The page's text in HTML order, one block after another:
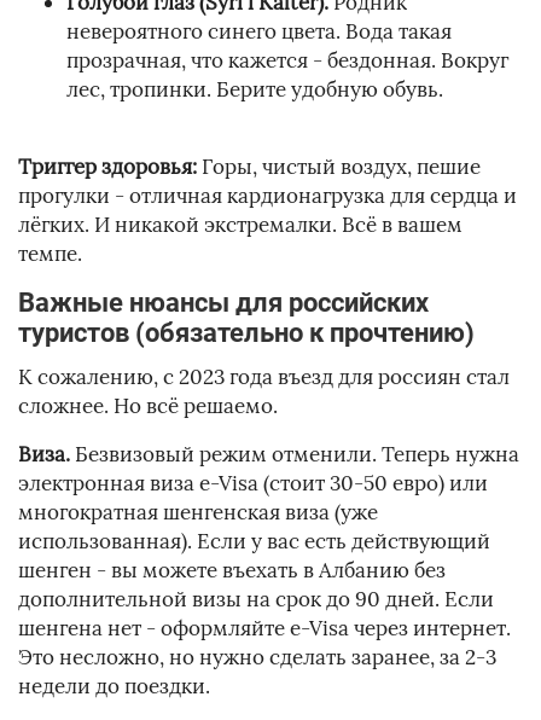
невероятного синего цвета. Вода такая
прозрачная, что кажется - бездонная. Вокруг
лес, тропинки. Берите удобную обувь.
Триггер здоровья: Горы, чистый воздух, пешие
прогулки - отличная кардионагрузка для сердца и
лёгких. И никакой экстремалки. Всё в вашем
темпе.
Важные нюансы для российских
туристов (обязательно к прочтению)
К сожалению, с 2023 года въезд для россиян стал
сложнее. Но всё решаемо.
Виза. Безвизовый режим отменили. Теперь нужна
электронная виза e-Visa (стоит 30-50 евро) или
многократная шенгенская виза (уже
использованная). Если у вас есть действующий
шенген - вы можете въехать в Албанию без
дополнительной визы на срок до 90 дней. Если
шенгена нет - оформляйте e-Visa через интернет.
Это несложно, но нужно сделать заранее, за 2-3
недели до поездки.